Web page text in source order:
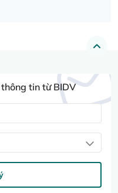
tin từ BIDV